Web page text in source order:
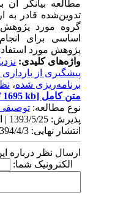
مطالعه بیانگر آن
تدوین‌شده قادر به
گروه مورد پژوهش
اساسی برای
پژوهش مورد استفاده
واژه‌های کلیدی:
پیشگیری از بارداری
برنامه‌ریزی شده،
متن کامل[PDF 1695 kb]
نوع مطالعه:توصیفی|
انتشار نهایی: 1394/4/3 | انتشار: 1394/4/24
ارسال نظر درباره
الکترونیک شما: